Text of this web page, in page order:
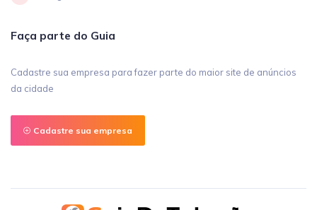
Faça parte do Guia
Cadastre sua empresa para fazer parte do maior site de anúncios
da cidade
Cadastre sua empresa